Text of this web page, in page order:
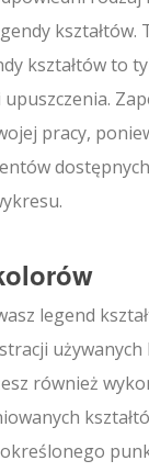
kształtów.
kształtów to
pracy,
legend
używanych
również